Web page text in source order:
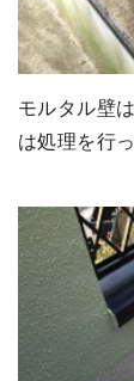
モルタル壁
は処理を行